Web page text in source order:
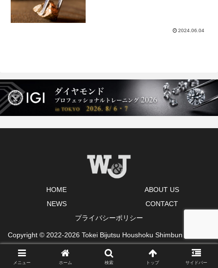
2024.06.04
HOME
ABOUT US
NEWS
CONTACT
プライバシーポリシー
Copyright © 2022-2026 Tokei Bijutsu Houshoku Shimbun Co., Ltd.
メニュー ホーム 検索 トップ サイドバー